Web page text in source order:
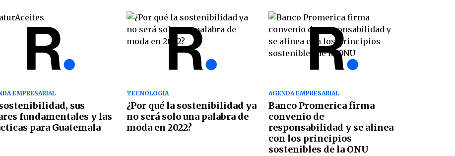
EMPRESARIAL
sus
fundamentales y las
para Guatemala
TECNOLOGÍA
¿Por qué la sostenibilidad ya
no será solo una palabra de
moda en 2022?
AGENDA EMPRESARIAL
Banco Promerica firma
convenio de
responsabilidad y se alinea
con los principios
sostenibles de la ONU